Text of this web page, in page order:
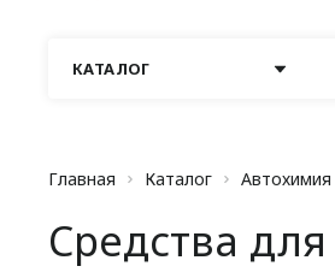
КАТАЛОГ
Главная Каталог Автохимия
Средства